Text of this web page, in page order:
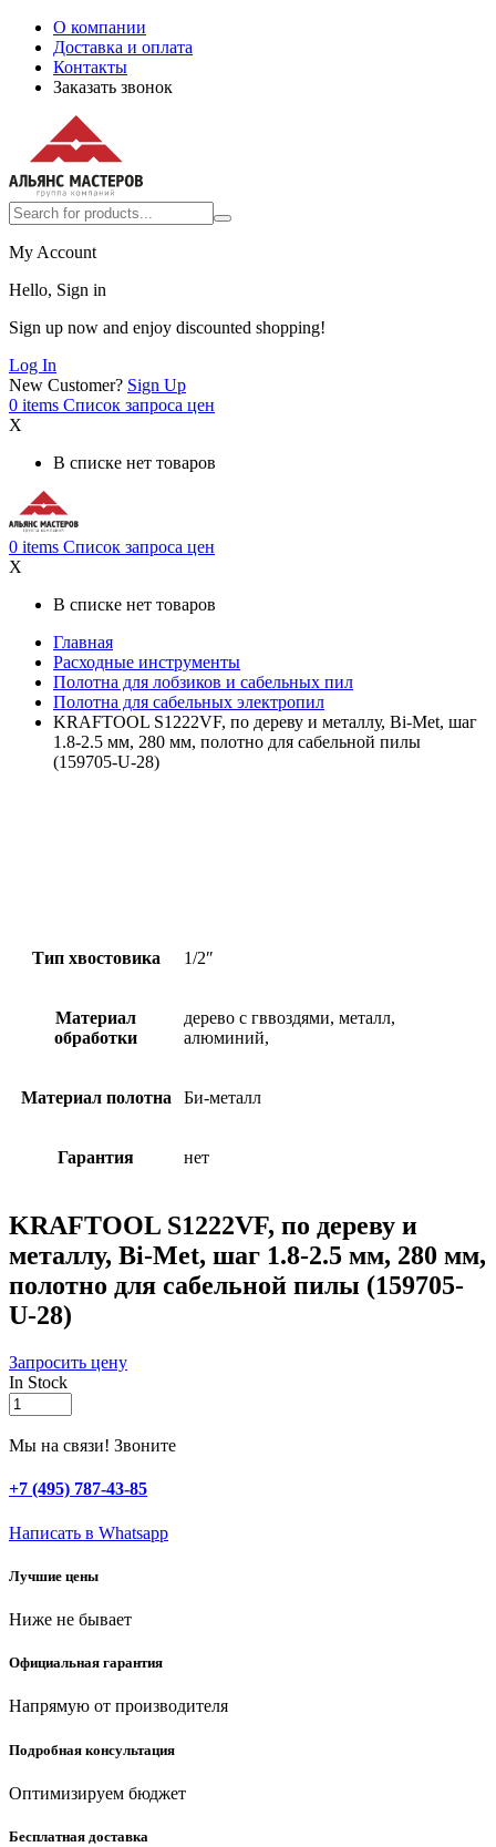
О компании
Доставка и оплата
Контакты
Заказать звонок
My Account
Hello, Sign in
Sign up now and enjoy discounted shopping!
Log In
New Customer? Sign Up
0 items Список запроса цен
X
В списке нет товаров
0 items Список запроса цен
X
В списке нет товаров
Главная
Расходные инструменты
Полотна для лобзиков и сабельных пил
Полотна для сабельных электропил
KRAFTOOL S1222VF, по дереву и металлу, Bi-Met, шаг
1.8-2.5 мм, 280 мм, полотно для сабельной пилы
(159705-U-28)
Тип хвостовика 1/2″
Материал
обработки
дерево с гввоздями, металл,
алюминий,
Материал полотна Би-металл
Гарантия нет
KRAFTOOL S1222VF, по дереву и
металлу, Bi-Met, шаг 1.8-2.5 мм, 280 мм,
полотно для сабельной пилы (159705-
U-28)
Запросить цену
In Stock
KRAFTOOL
S1222VF,
по
и
металлу,
Met,
1.8-
мм,
мм,
для
сабельной
(159705-
28)
Мы на связи! Звоните
+7 (495) 787-43-85
Написать в Whatsapp
Лучшие цены
Ниже не бывает
Официальная гарантия
Напрямую от производителя
Подробная консультация
Оптимизируем бюджет
Бесплатная доставка